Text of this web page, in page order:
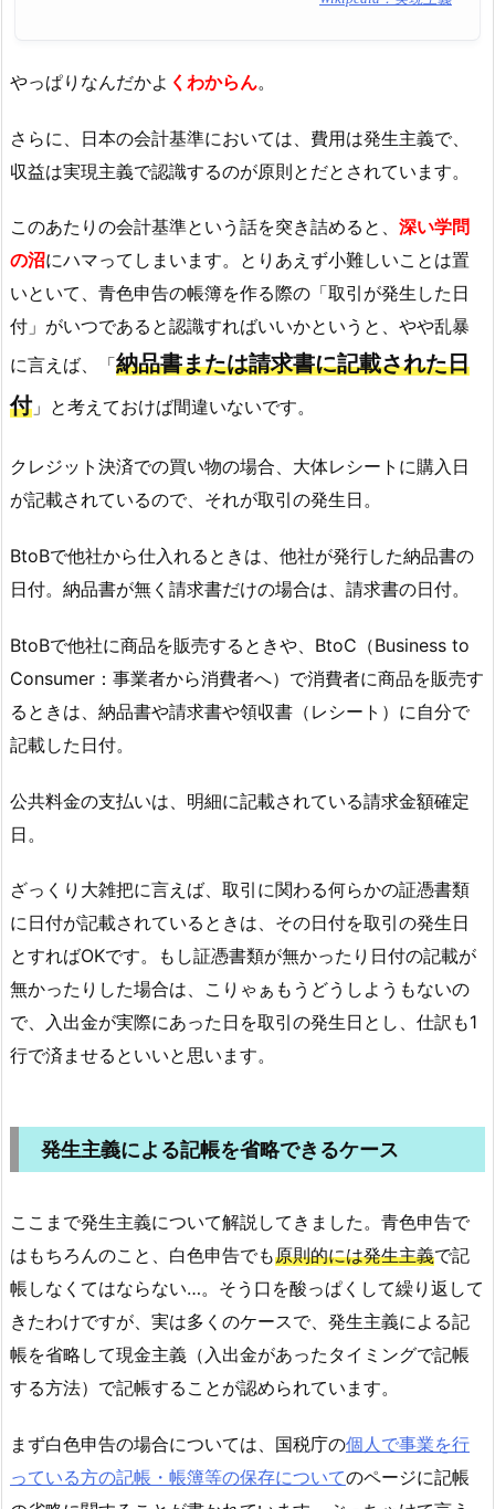
やっぱりなんだかよ くわからん。
さらに、日本の会計基準においては、費用は発生主義で、
収益は実現主義で認識するのが原則とだとされています。
このあたりの会計基準という話を突き詰めると、 深い学問
の沼にハマってしまいます。とりあえず小難しいことは置
いといて、青色申告の帳簿を作る際の「取引が発生した日
付」がいつであると認識すればいいかというと、やや乱暴
に言えば、「納品書または請求書に記載された日
付」と考えておけば間違いないです。
クレジット決済での買い物の場合、大体レシートに購入日
が記載されているので、それが取引の発生日。
BtoBで他社から仕入れるときは、他社が発行した納品書の
日付。納品書が無く請求書だけの場合は、請求書の日付。
BtoBで他社に商品を販売するときや、BtoC（Business to
Consumer：事業者から消費者へ）で消費者に商品を販売す
るときは、納品書や請求書や領収書（レシート）に自分で
記載した日付。
公共料金の支払いは、明細に記載されている請求金額確定
日。
ざっくり大雑把に言えば、取引に関わる何らかの証憑書類
に日付が記載されているときは、その日付を取引の発生日
とすればOKです。もし証憑書類が無かったり日付の記載が
無かったりした場合は、こりゃぁもうどうしようもないの
で、入出金が実際にあった日を取引の発生日とし、仕訳も1
行で済ませるといいと思います。
発生主義による記帳を省略できるケース
ここまで発生主義について解説してきました。青色申告で
はもちろんのこと、白色申告でも原則的には発生主義で記
帳しなくてはならない…。そう口を酸っぱくして繰り返して
きたわけですが、実は多くのケースで、発生主義による記
帳を省略して現金主義（入出金があったタイミングで記帳
する方法）で記帳することが認められています。
まず白色申告の場合については、国税庁の個人で事業を行
っている方の記帳・帳簿等の保存についてのページに記帳